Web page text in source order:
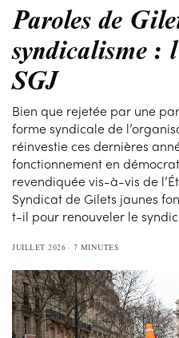
Paroles de
syndicalisme :
SGJ
Bien que rejetée par une
forme syndicale de
réinvestie ces dernières
fonctionnement en
revendiquée vis-à-vis de
Syndicat de Gilets jaunes
t-il pour renouveler le
JUILLET 2026 7 MINUTES